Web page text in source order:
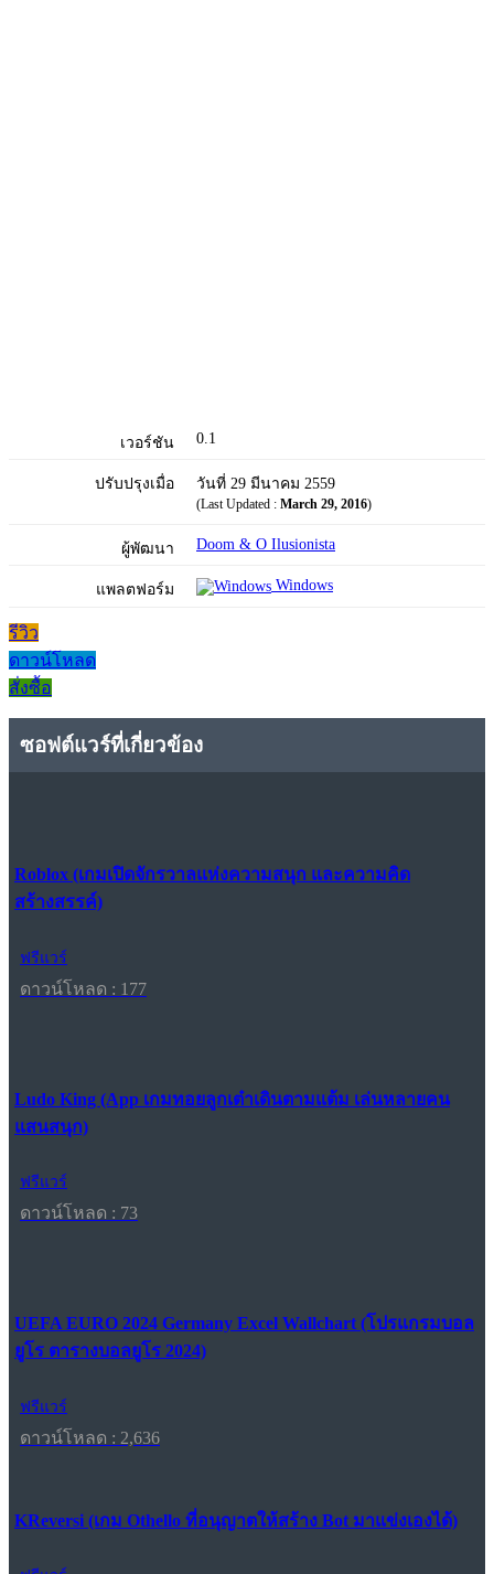
เวอร์ชัน 0.1
ปรับปรุงเมื่อ วันที่ 29 มีนาคม 2559
(Last Updated : March 29, 2016)
ผู้พัฒนา Doom & O Ilusionista
แพลตฟอร์ม Windows
รีวิว
ดาวน์โหลด
สั่งซื้อ
ซอฟต์แวร์ที่เกี่ยวข้อง
Roblox (เกมเปิดจักรวาลแห่งความสนุก และความคิด
สร้างสรรค์)
ฟรีแวร์
ดาวน์โหลด : 177
Ludo King (App เกมทอยลูกเต๋าเดินตามแต้ม เล่นหลายคน
แสนสนุก)
ฟรีแวร์
ดาวน์โหลด : 73
UEFA EURO 2024 Germany Excel Wallchart (โปรแกรมบอล
ยูโร ตารางบอลยูโร 2024)
ฟรีแวร์
ดาวน์โหลด : 2,636
KReversi (เกม Othello ที่อนุญาตให้สร้าง Bot มาแข่งเองได้)